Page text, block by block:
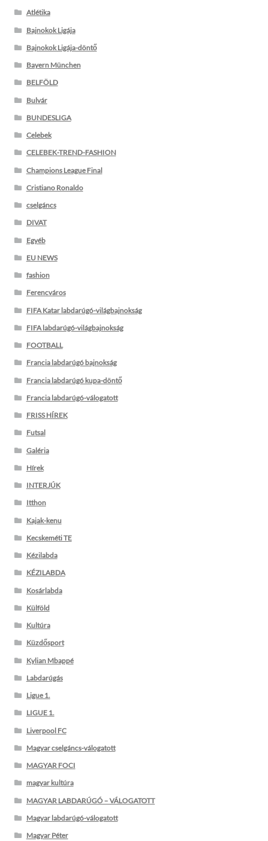
Atlétika
Bajnokok Ligája
Bajnokok Ligája-döntő
Bayern München
BELFÖLD
Bulvár
BUNDESLIGA
Celebek
CELEBEK-TREND-FASHION
Champions League Final
Cristiano Ronaldo
cselgáncs
DIVAT
Egyéb
EU NEWS
fashion
Ferencváros
FIFA Katar labdarúgó-világbajnokság
FIFA labdarúgó-világbajnokság
FOOTBALL
Francia labdarúgó bajnokság
Francia labdarúgó kupa-döntő
Francia labdarúgó-válogatott
FRISS HÍREK
Futsal
Galéria
Hírek
INTERJÚK
Itthon
Kajak-kenu
Kecskeméti TE
Kézilabda
KÉZILABDA
Kosárlabda
Külföld
Kultúra
Küzdősport
Kylian Mbappé
Labdarúgás
Ligue 1.
LIGUE 1.
Liverpool FC
Magyar cselgáncs-válogatott
MAGYAR FOCI
magyar kultúra
MAGYAR LABDARÚGÓ – VÁLOGATOTT
Magyar labdarúgó-válogatott
Magyar Péter